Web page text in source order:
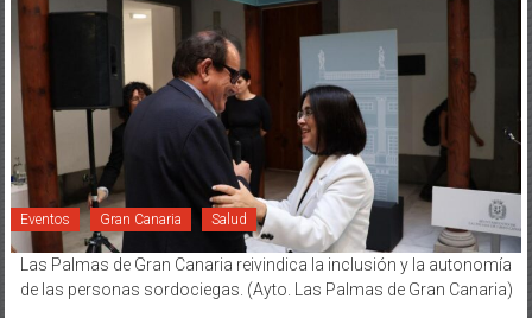
Eventos Gran Canaria Salud
Las Palmas de Gran Canaria reivindica la inclusión y la autonomía
de las personas sordociegas. (Ayto. Las Palmas de Gran Canaria)